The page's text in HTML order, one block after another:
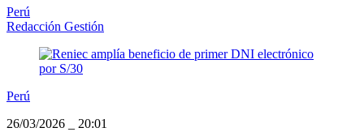
Perú
Redacción Gestión
Perú
26/03/2026
20:01